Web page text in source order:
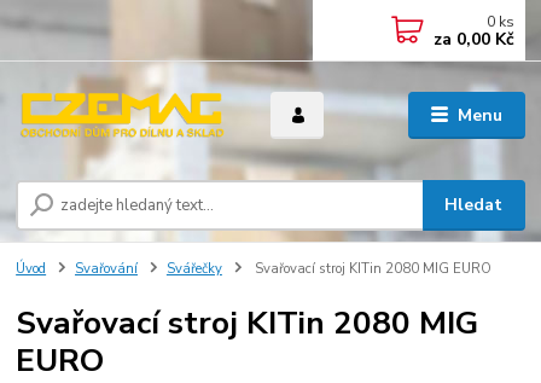
Menu
Hledat
0 ks
za 0,00 Kč
Úvod Svařování Svářečky Svařovací stroj KITin 2080 MIG EURO
Svařovací stroj KITin 2080 MIG
EURO